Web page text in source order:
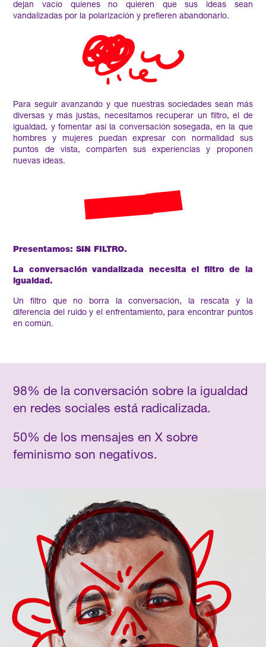
dejan vacío quienes no quieren que sus ideas sean
vandalizadas por la polarización y prefieren abandonarlo.
Para seguir avanzando y que nuestras sociedades sean más
diversas y más justas, necesitamos recuperar un filtro, el de
igualdad, y fomentar así la conversación sosegada, en la que
hombres y mujeres puedan expresar con normalidad sus
puntos de vista, comparten sus experiencias y proponen
nuevas ideas.
Presentamos:SINFILTRO.
La conversación vandalizada necesita el filtro de la
igualdad.
Un filtro que no borra la conversación, la rescata y la
diferencia del ruido y el enfrentamiento, para encontrar puntos
en común.
98% de la conversación sobre la igualdad
en redes sociales está radicalizada.
50% de los mensajes en X sobre
feminismo son negativos.